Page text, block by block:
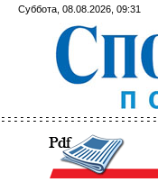
Суббота, 08.08.2026, 09:31